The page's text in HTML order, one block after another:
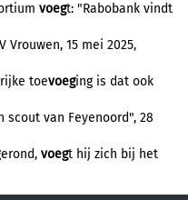
voegt: "Rabobank vindt
Vrouwen, 15 mei 2025,
toevoeging is dat ook
scout van Feyenoord", 28
voegt hij zich bij het